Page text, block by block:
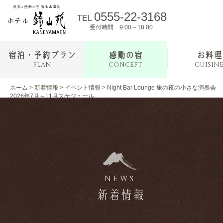
TEL 0555-22-3168
受付時間 9:00～18:00
宿泊・予約プラン
PLAN
感動の宿
CONCEPT
お料理
CUISINE
NEWS
新着情報
ホーム > 新着情報 > イベント情報 > Night Bar Lounge 旅の夜の小さな演奏会
2026年7月～11月スケジュール